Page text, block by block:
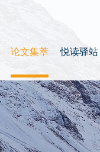
论文集萃 悦读驿站